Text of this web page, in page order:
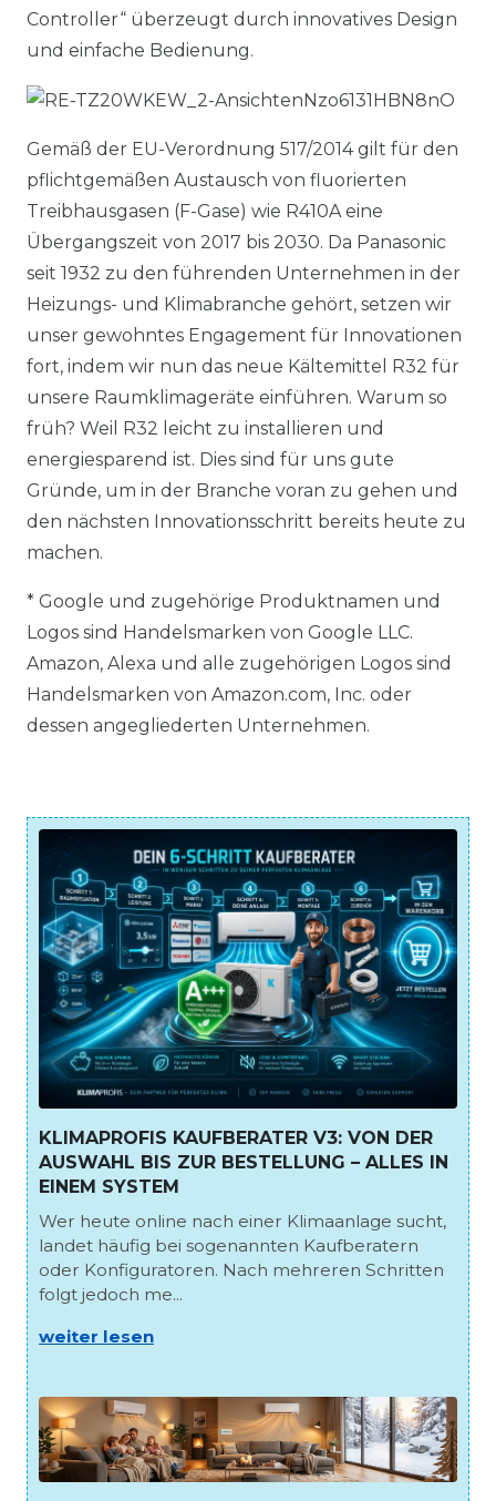
Controller“ überzeugt durch innovatives Design
und einfache Bedienung.
Gemäß der EU-Verordnung 517/2014 gilt für den
pflichtgemäßen Austausch von fluorierten
Treibhausgasen (F-Gase) wie R410A eine
Übergangszeit von 2017 bis 2030. Da Panasonic
seit 1932 zu den führenden Unternehmen in der
Heizungs- und Klimabranche gehört, setzen wir
unser gewohntes Engagement für Innovationen
fort, indem wir nun das neue Kältemittel R32 für
unsere Raumklimageräte einführen. Warum so
früh? Weil R32 leicht zu installieren und
energiesparend ist. Dies sind für uns gute
Gründe, um in der Branche voran zu gehen und
den nächsten Innovationsschritt bereits heute zu
machen.
* Google und zugehörige Produktnamen und
Logos sind Handelsmarken von Google LLC.
Amazon, Alexa und alle zugehörigen Logos sind
Handelsmarken von Amazon.com, Inc. oder
dessen angegliederten Unternehmen.
KLIMAPROFIS KAUFBERATER V3: VON DER
AUSWAHL BIS ZUR BESTELLUNG – ALLES IN
EINEM SYSTEM
Wer heute online nach einer Klimaanlage sucht,
landet häufig bei sogenannten Kaufberatern
oder Konfiguratoren. Nach mehreren Schritten
folgt jedoch me...
weiter lesen